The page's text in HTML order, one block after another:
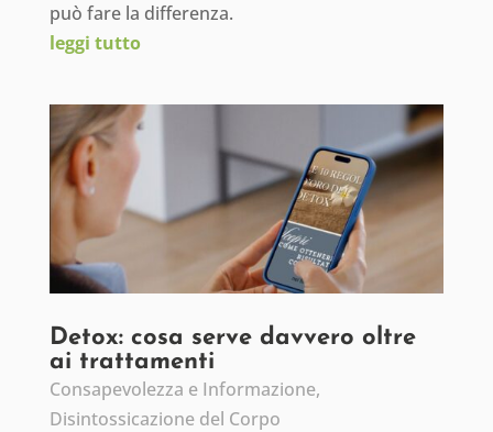
può fare la differenza.
leggi tutto
Detox: cosa serve davvero oltre
ai trattamenti
Consapevolezza e Informazione,
Disintossicazione del Corpo